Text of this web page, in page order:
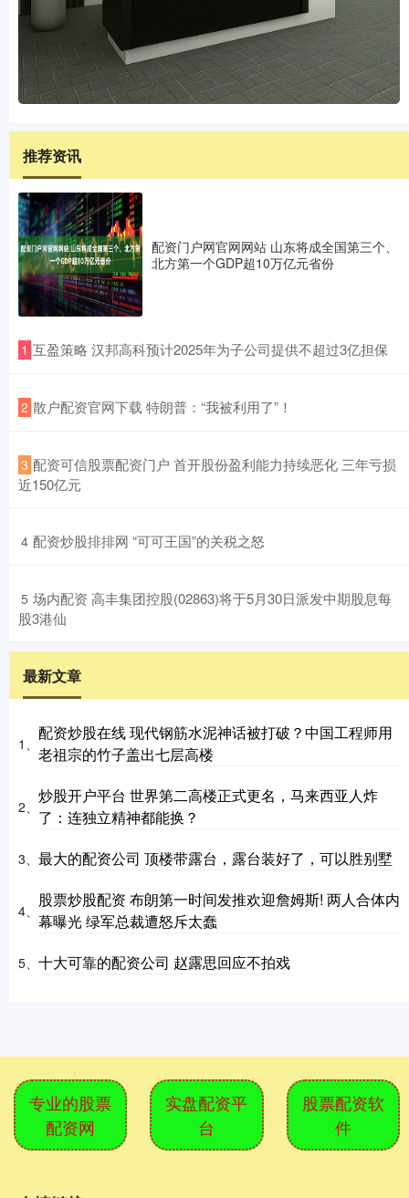
推荐资讯
配资门户网官网网站 山东将成全国第三个、
北方第一个GDP超10万亿元省份
1 ​互盈策略 汉邦高科预计2025年为子公司提供不超过3亿担保
2 ​散户配资官网下载 特朗普：“我被利用了”！
3 ​配资可信股票配资门户 首开股份盈利能力持续恶化 三年亏损
近150亿元
4 ​配资炒股排排网 “可可王国”的关税之怒
5 ​场内配资 高丰集团控股(02863)将于5月30日派发中期股息每
股3港仙
最新文章
1、
配资炒股在线 现代钢筋水泥神话被打破？中国工程师用
老祖宗的竹子盖出七层高楼
2、
炒股开户平台 世界第二高楼正式更名，马来西亚人炸
了：连独立精神都能换？
3、 最大的配资公司 顶楼带露台，露台装好了，可以胜别墅
4、
股票炒股配资 布朗第一时间发推欢迎詹姆斯! 两人合体内
幕曝光 绿军总裁遭怒斥太蠢
5、 十大可靠的配资公司 赵露思回应不拍戏
专业的股票
配资网
实盘配资平
台
股票配资软
件